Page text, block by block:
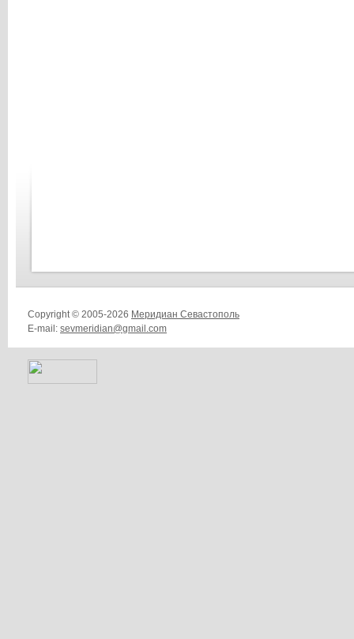
Copyright © 2005-2026 Меридиан Севастополь
E-mail: sevmeridian@gmail.com